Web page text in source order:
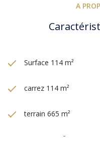
A
Surface 114 m²
carrez 114 m²
terrain 665 m²
séjour 27 m²